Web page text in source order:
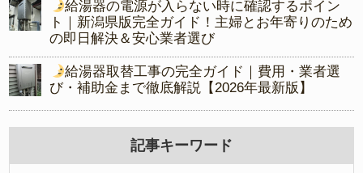
給湯器の電源が入らない時に確認するポイン
ト｜新潟県版完全ガイド！主婦とお年寄りのため
の即日解決＆安心業者選び
給湯器取替工事の完全ガイド｜費用・業者選
び・補助金まで徹底解説【2026年最新版】
記事キーワード